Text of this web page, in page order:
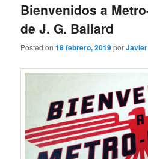
Bienvenidos a
de J. G. Ballard
Posted on18 febrero, 2019por